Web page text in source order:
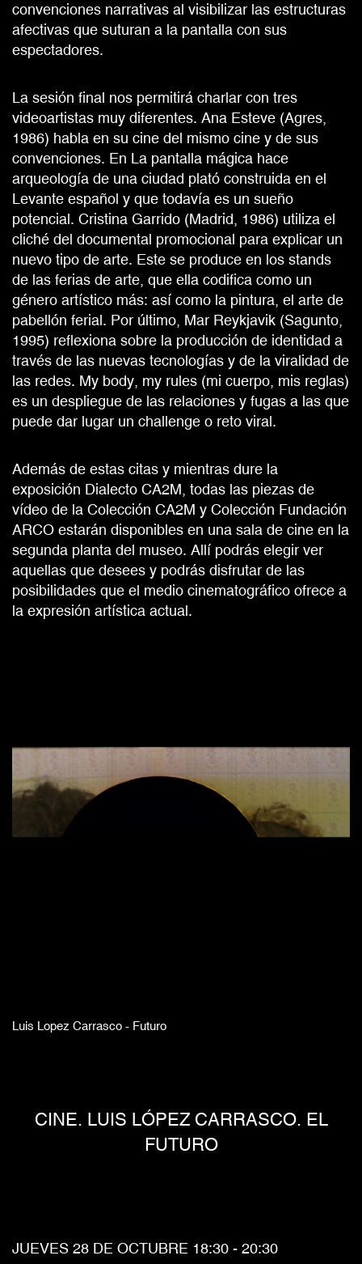
convenciones narrativas al visibilizar las estructuras
afectivas que suturan a la pantalla con sus
espectadores.
La sesión final nos permitirá charlar con tres
videoartistas muy diferentes. Ana Esteve (Agres,
1986) habla en su cine del mismo cine y de sus
convenciones. En La pantalla mágica hace
arqueología de una ciudad plató construida en el
Levante español y que todavía es un sueño
potencial. Cristina Garrido (Madrid, 1986) utiliza el
cliché del documental promocional para explicar un
nuevo tipo de arte. Este se produce en los stands
de las ferias de arte, que ella codifica como un
género artístico más: así como la pintura, el arte de
pabellón ferial. Por último, Mar Reykjavik (Sagunto,
1995) reflexiona sobre la producción de identidad a
través de las nuevas tecnologías y de la viralidad de
las redes. My body, my rules (mi cuerpo, mis reglas)
es un despliegue de las relaciones y fugas a las que
puede dar lugar un challenge o reto viral.
Además de estas citas y mientras dure la
exposición Dialecto CA2M, todas las piezas de
vídeo de la Colección CA2M y Colección Fundación
ARCO estarán disponibles en una sala de cine en la
segunda planta del museo. Allí podrás elegir ver
aquellas que desees y podrás disfrutar de las
posibilidades que el medio cinematográfico ofrece a
la expresión artística actual.​
Luis Lopez Carrasco - Futuro
CINE. LUIS LÓPEZ CARRASCO. EL
FUTURO
JUEVES 28 DE OCTUBRE 18:30 - 20:30